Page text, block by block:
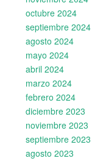
octubre 2024
septiembre 2024
agosto 2024
mayo 2024
abril 2024
marzo 2024
febrero 2024
diciembre 2023
noviembre 2023
septiembre 2023
agosto 2023